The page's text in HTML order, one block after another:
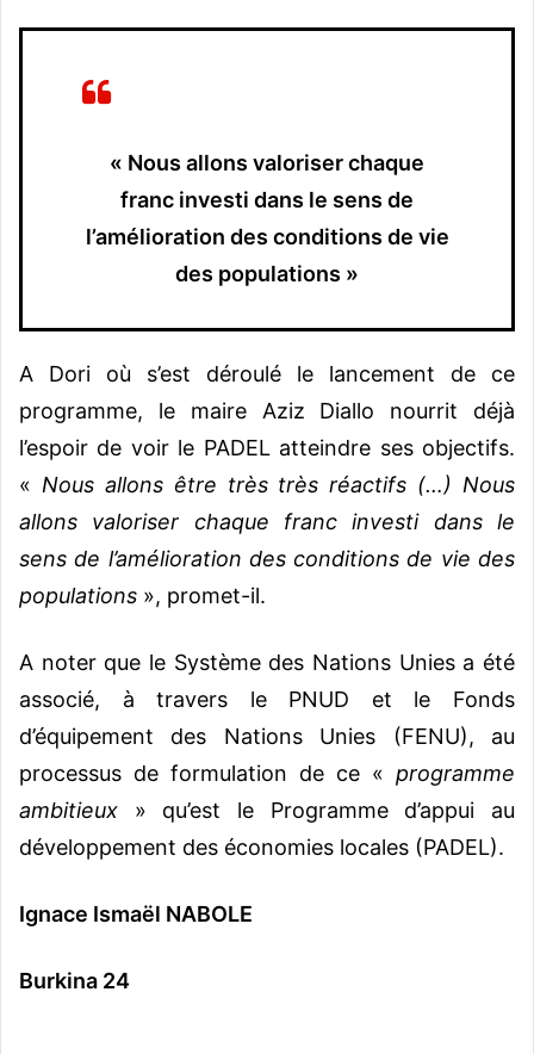
« Nous allons valoriser chaque
franc investi dans le sens de
l’amélioration des conditions de vie
des populations »
A Dori où s’est déroulé le lancement de ce
programme, le maire Aziz Diallo nourrit déjà
l’espoir de voir le PADEL atteindre ses objectifs.
« Nous allons être très très réactifs (…) Nous
allons valoriser chaque franc investi dans le
sens de l’amélioration des conditions de vie des
populations », promet-il.
A noter que le Système des Nations Unies a été
associé, à travers le PNUD et le Fonds
d’équipement des Nations Unies (FENU), au
processus de formulation de ce « programme
ambitieux » qu’est le Programme d’appui au
développement des économies locales (PADEL).
Ignace Ismaël NABOLE
Burkina 24